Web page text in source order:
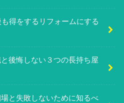
得をするリフォームにする
後悔しない３つの長持ち屋
と失敗しないために知るべ